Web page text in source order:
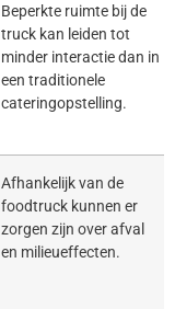
Beperkte ruimte bij de
truck kan leiden tot
minder interactie dan in
een traditionele
cateringopstelling.
Afhankelijk van de
foodtruck kunnen er
zorgen zijn over afval
en milieueffecten.